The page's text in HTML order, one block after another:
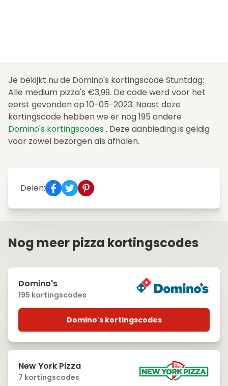
Je bekijkt nu de Domino's kortingscode Stuntdag:
Alle medium pizza's €3,99. De code werd voor het
eerst gevonden op 10-05-2023. Naast deze
kortingscode hebben we er nog 195 andere
Domino's kortingscodes . Deze aanbieding is geldig
voor zowel bezorgen als afhalen.
Delen:
Nog meer pizza kortingscodes
Domino's
195 kortingscodes
Domino's kortingscodes
New York Pizza
7 kortingscodes